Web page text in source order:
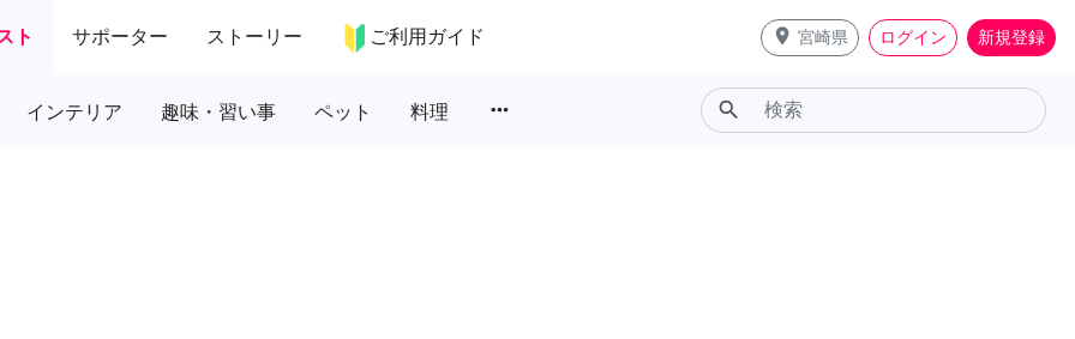
ト サポーター ストーリー ご利用ガイド place 宮崎県 ログイン 新規登録
インテリア 趣味・習い事 ペット 料理 more_horiz search